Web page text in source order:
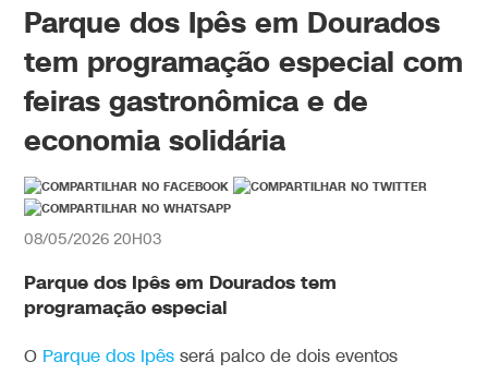
Parque dos Ipês em Dourados
tem programação especial com
feiras gastronômica e de
economia solidária
08/05/2026 20H03
Parque dos Ipês em Dourados tem
programação especial
O Parque dos Ipês será palco de dois eventos